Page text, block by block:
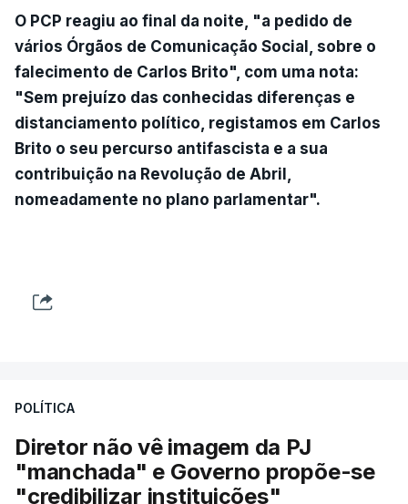
O PCP reagiu ao final da noite, "a pedido de
vários Órgãos de Comunicação Social, sobre o
falecimento de Carlos Brito", com uma nota:
"Sem prejuízo das conhecidas diferenças e
distanciamento político, registamos em Carlos
Brito o seu percurso antifascista e a sua
contribuição na Revolução de Abril,
nomeadamente no plano parlamentar".
POLÍTICA
Diretor não vê imagem da PJ
"manchada" e Governo propõe-se
"credibilizar instituições"